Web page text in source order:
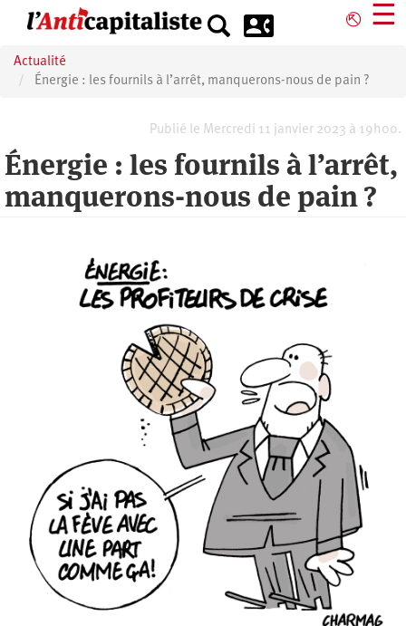
principal
⎋ ☰
Actualité
Énergie : les fournils à l’arrêt, manquerons-nous de pain ?
Publié le Mercredi 11 janvier 2023 à 19h00.
Énergie : les fournils à l’arrêt,
manquerons-nous de pain ?